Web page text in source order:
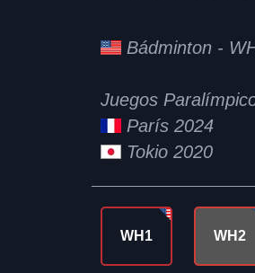
Bádminton -
Juegos
París 2024
Tokio 2020
WH1 WH2